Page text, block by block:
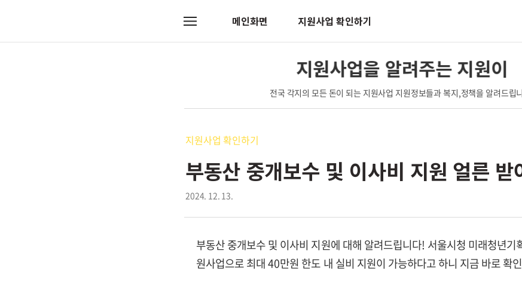
메인화면 지원사업 확인하기
메
지원사업을 알려주는 지원이
전국 각지의 모든 돈이 되는 지원사업 지원정보들과 복지,정책을 알려드립
지원사업 확인하기
부동산 중개보수 및 이사비 지원 얼른 받
2024. 12. 13.
부동산 중개보수 및 이사비 지원에 대해 알려드립니다! 서울시청 미래청년기
원사업으로 최대 40만원 한도 내 실비 지원이 가능하다고 하니 지금 바로 확